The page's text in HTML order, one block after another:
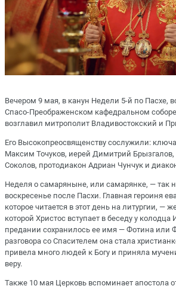
Вечером 9 мая, в канун Недели 5-й по Пасхе,
Спасо-Преображенском кафедральном
возглавил митрополит Владивостокский и
Его Высокопреосвященству сослужили:
Максим Точуков, иерей Димитрий
Соколов, протодиакон Адриан Чунчук и
Неделя о самаряныне, или самарянке, — так
воскресенье после Пасхи. Главная героиня
которое читается в этот день на литургии, —
которой Христос вступает в беседу у
предании сохранилось ее имя — Фотина или
разговора со Спасителем она стала
привела много людей к Богу и приняла
веру.
Также 10 мая Церковь вспоминает апостола